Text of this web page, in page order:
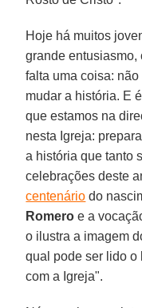
Hoje há muitos
grande entusiasmo,
falta uma coisa:
mudar a história. E
que estamos na
nesta Igreja:
a história que tanto
celebrações deste
centenário do
Romero e a
o ilustra a imagem
qual pode ser lido o
com a Igreja".